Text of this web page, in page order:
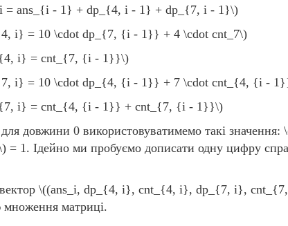
= ans_{i - 1} + dp_{4, i - 1} + dp_{7, i - 1}\)
i} = 10 \cdot dp_{7, {i - 1}} + 4 \cdot cnt_7\)
i} = cnt_{7, {i - 1}}\)
i} = 10 \cdot dp_{4, {i - 1}} + 7 \cdot cnt_{4, {i -
i} = cnt_{4, {i - 1}} + cnt_{7, {i - 1}}\)
довжини 0 використовуватимемо такі значення:
= 1. Ідейно ми пробуємо дописати одну цифру
\((ans_i, dp_{4, i}, cnt_{4, i}, dp_{7, i},
матриці.